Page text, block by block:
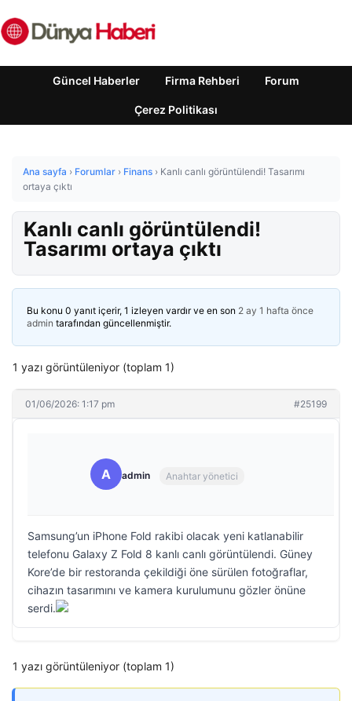
Güncel Haberler Firma Rehberi Forum
Çerez Politikası
Ana sayfa › Forumlar › Finans › Kanlı canlı görüntülendi! Tasarımı
ortaya çıktı
Kanlı canlı görüntülendi!
Tasarımı ortaya çıktı
Bu konu 0 yanıt içerir, 1 izleyen vardır ve en son 2 ay 1 hafta önce
admin tarafından güncellenmiştir.
1 yazı görüntüleniyor (toplam 1)
01/06/2026: 1:17 pm #25199
A admin Anahtar yönetici
Samsung’un iPhone Fold rakibi olacak yeni katlanabilir
telefonu Galaxy Z Fold 8 kanlı canlı görüntülendi. Güney
Kore’de bir restoranda çekildiği öne sürülen fotoğraflar,
cihazın tasarımını ve kamera kurulumunu gözler önüne
serdi.
1 yazı görüntüleniyor (toplam 1)